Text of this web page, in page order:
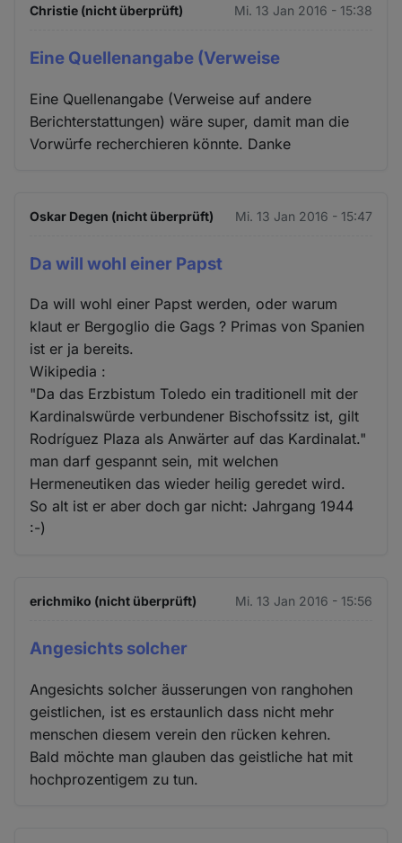
Christie (nicht überprüft) Mi. 13 Jan 2016 - 15:38
Eine Quellenangabe (Verweise
Eine Quellenangabe (Verweise auf andere
Berichterstattungen) wäre super, damit man die
Vorwürfe recherchieren könnte. Danke
Oskar Degen (nicht überprüft) Mi. 13 Jan 2016 - 15:47
Da will wohl einer Papst
Da will wohl einer Papst werden, oder warum
klaut er Bergoglio die Gags ? Primas von Spanien
ist er ja bereits.
Wikipedia :
"Da das Erzbistum Toledo ein traditionell mit der
Kardinalswürde verbundener Bischofssitz ist, gilt
Rodríguez Plaza als Anwärter auf das Kardinalat."
man darf gespannt sein, mit welchen
Hermeneutiken das wieder heilig geredet wird.
So alt ist er aber doch gar nicht: Jahrgang 1944
:-)
erichmiko (nicht überprüft) Mi. 13 Jan 2016 - 15:56
Angesichts solcher
Angesichts solcher äusserungen von ranghohen
geistlichen, ist es erstaunlich dass nicht mehr
menschen diesem verein den rücken kehren.
Bald möchte man glauben das geistliche hat mit
hochprozentigem zu tun.